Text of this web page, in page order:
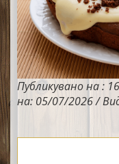
Публикувано на :
на: 05/07/2026 /